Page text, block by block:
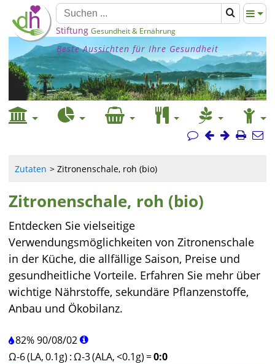
Stiftung Gesundheit & Ernährung
Beste Aussichten für Ihre Gesundheit
Zutaten Zitronenschale, roh (bio)
Zitronenschale, roh (bio)
Entdecken Sie vielseitige
Verwendungsmöglichkeiten von Zitronenschale
in der Küche, die allfällige Saison, Preise und
gesundheitliche Vorteile. Erfahren Sie mehr über
wichtige Nährstoffe, sekundäre Pflanzenstoffe,
Anbau und Ökobilanz.
82%90/08/02
Ω-6 (LA, 0.1g) :Ω-3 (ALA, <0.1g) =0:0